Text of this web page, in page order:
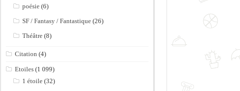
poésie (6)
SF / Fantasy / Fantastique (26)
Théâtre (8)
Citation (4)
Etoiles (1 099)
1 étoile (32)